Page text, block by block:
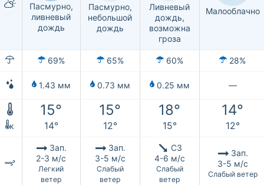
Пасмурно,
ливневый
дождь
Пасмурно,
небольшой
дождь
Ливневый
дождь,
возможна
гроза
Малооблачно
69% 65% 60% 28%
1.43 мм 0.73 мм 0.25 мм —
15° 15° 18° 14°
к 14° 12° 15° 12°
Зап.
2-3 м/с
Легкий
ветер
Зап.
3-5 м/с
Слабый
ветер
СЗ
4-6 м/с
Слабый
ветер
Зап.
3-5 м/с
Слабый ветер